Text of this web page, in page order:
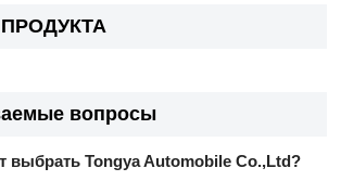
вопросы
выбрать Tongya Automobile Co.,Ltd?